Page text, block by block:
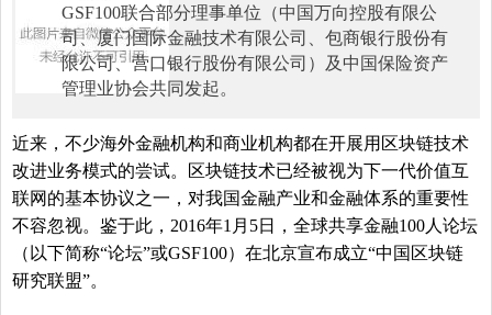
GSF100联合部分理事单位（中国万向控股有限公
司、厦门国际金融技术有限公司、包商银行股份有
限公司、营口银行股份有限公司）及 中国保险资产
管理业协会共同发起。
近来，不少海外金融机构和商业机构都在开展用区块链技术
改进业务模式的尝试。区块链技术已经被视为下一代价值互
联网的基本协议之一，对我国金融产业和金融体系的重要性
不容忽视。鉴于此，2016年1月5日，全球共享金融100人论坛
（以下简称“论坛”或GSF100）在北京宣布成立“中国区块链
研究联盟”。